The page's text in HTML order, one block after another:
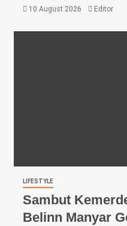
10 August 2026 Editor
LIFESTYLE
Sambut
Belinn Manyar